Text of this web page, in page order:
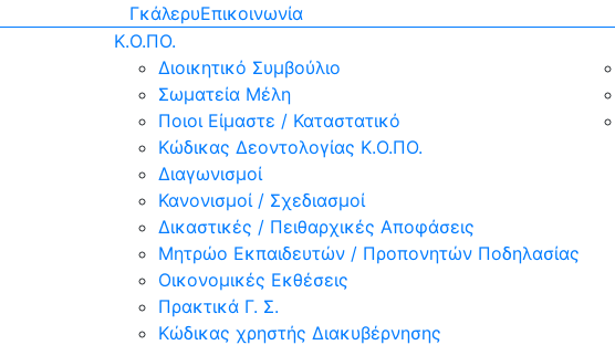
ΓκάλερυΕπικοινωνία
Κ.Ο.ΠΟ.
Διοικητικό Συμβούλιο
Σωματεία Μέλη
Ποιοι Είμαστε / Καταστατικό
Κώδικας Δεοντολογίας Κ.Ο.ΠΟ.
Διαγωνισμοί
Κανονισμοί / Σχεδιασμοί
Δικαστικές / Πειθαρχικές Αποφάσεις
Μητρώο Εκπαιδευτών / Προπονητών Ποδηλασίας
Οικονομικές Εκθέσεις
Πρακτικά Γ. Σ.
Κώδικας χρηστής Διακυβέρνησης